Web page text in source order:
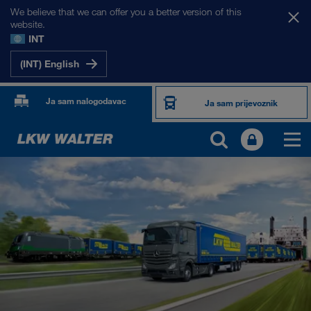
We believe that we can offer you a better version of this
website.
INT
(INT) English
Ja sam nalogodavac Ja sam prijevoznik
PROIZVODI I USLUGE
Cestovni prijevoz
Digitalna rješenja
Kombinirani prijevoz